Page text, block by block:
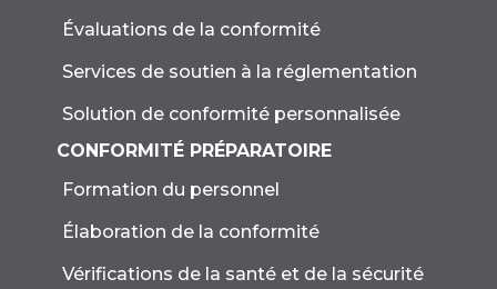
Évaluations de la conformité
Services de soutien à la réglementation
Solution de conformité personnalisée
CONFORMITÉ PRÉPARATOIRE
Formation du personnel
Élaboration de la conformité
Vérifications de la santé et de la sécurité